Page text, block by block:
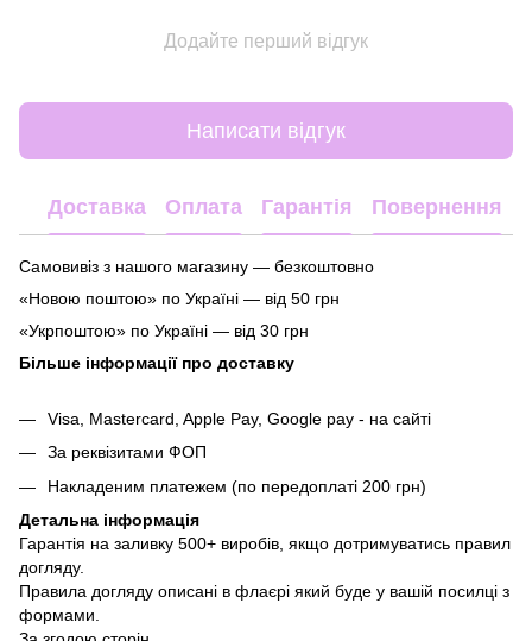
Додайте перший відгук
Написати відгук
Доставка Оплата Гарантія Повернення
Самовивіз з нашого магазину — безкоштовно
«Новою поштою» по Україні — від 50 грн
«Укрпоштою» по Україні — від 30 грн
Більше інформації про доставку
Visa, Mastercard, Apple Pay, Google pay - на сайті
За реквізитами ФОП
Накладеним платежем (по передоплаті 200 грн)
Детальна інформація
Гарантія на заливку 500+ виробів, якщо дотримуватись правил
догляду.
Правила догляду описані в флаєрі який буде у вашій посилці з
формами.